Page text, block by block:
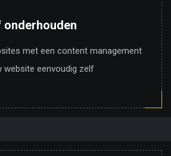
met een content management
website eenvoudig zelf